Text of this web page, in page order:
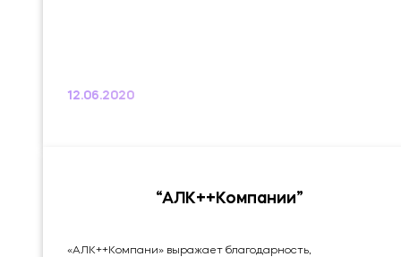
12.06.2020
“АЛК++Компании”
«АЛК++Компани» выражает благодарность,